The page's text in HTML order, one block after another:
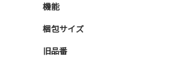
機能
梱包サイズ
旧品番